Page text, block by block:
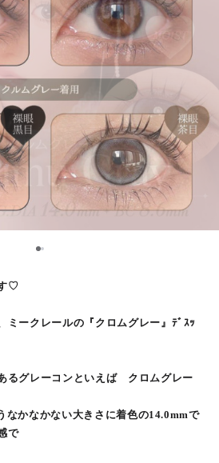
1
♡
ミークレールの『クロムグレー』ﾃﾞｽｯ
るグレーコンといえば クロムグレー
なかなかない大きさに着色の14.0mmで
で